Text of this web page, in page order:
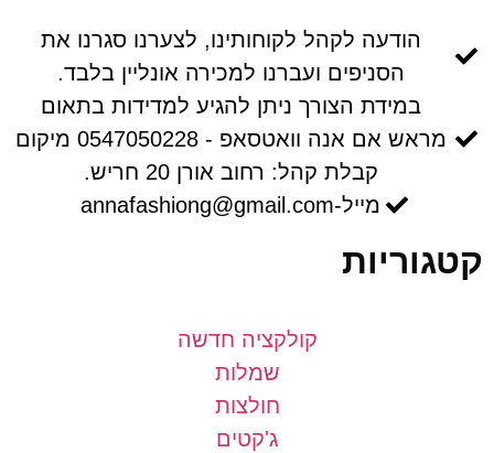
הודעה לקהל לקוחותינו, לצערנו סגרנו את
הסניפים ועברנו למכירה אונליין בלבד.
במידת הצורך ניתן להגיע למדידות בתאום
מראש אם אנה וואטסאפ - 0547050228 מיקום
קבלת קהל: רחוב אורן 20 חריש.
מייל-annafashiong@gmail.com
קולקציה חדשה
שמלות
חולצות
ג'קטים